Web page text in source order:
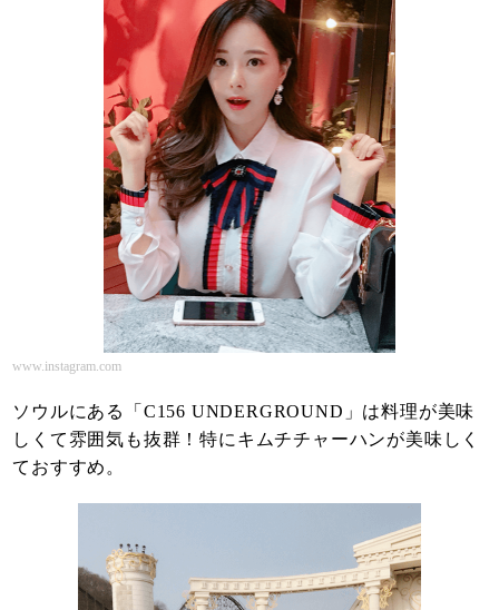
www.instagram.com
ソウルにある「C156 UNDERGROUND」は料理が美味
しくて雰囲気も抜群！特にキムチチャーハンが美味しく
ておすすめ。